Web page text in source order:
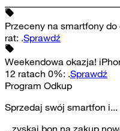
Przeceny na smartfony do
rat: .Sprawdź
Weekendowa okazja!
12 ratach 0%: .Sprawdź
Program Odkup
Sprzedaj swój smartfon i...
...zyskaj bon na zakup